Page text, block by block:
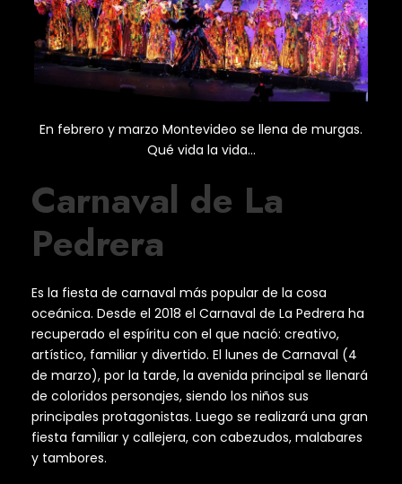
En febrero y marzo Montevideo se llena de murgas.
Qué vida la vida…
Carnaval de La
Pedrera
Es la fiesta de carnaval más popular de la cosa
oceánica. Desde el 2018 el Carnaval de La Pedrera ha
recuperado el espíritu con el que nació: creativo,
artístico, familiar y divertido. El lunes de Carnaval (4
de marzo), por la tarde, la avenida principal se llenará
de coloridos personajes, siendo los niños sus
principales protagonistas. Luego se realizará una gran
fiesta familiar y callejera, con cabezudos, malabares
y tambores.